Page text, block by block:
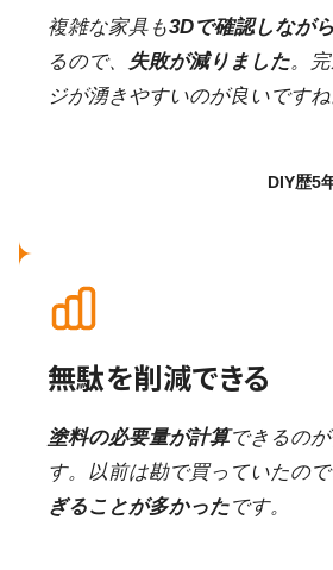
複雑な家具も3Dで確認しなが
るので、
失敗が減りました。
ジが湧きやすいのが良いですね
DIY歴5
無駄を削減できる
塗料の必要量が計算できるの
す。以前は勘で買っていたので
ぎることが多かったです。